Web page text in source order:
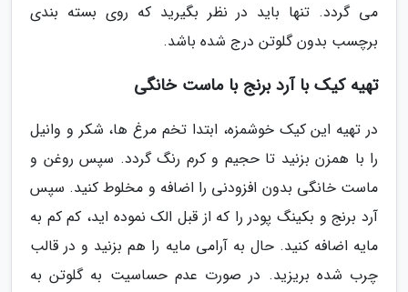
می گردد. تنها باید در نظر بگیرید که روی بسته بندی
برچسب بدون گلوتن درج شده باشد.
تهیه کیک با آرد برنج با ماست خانگی
در تهیه این کیک خوشمزه، ابتدا تخم مرغ ها، شکر و وانیل
را با همزن بزنید تا حجیم و کرم رنگ گردد. سپس روغن و
ماست خانگی بدون افزودنی را اضافه و مخلوط کنید. سپس
آرد برنج و بکینگ پودر را که از قبل الک نموده اید، کم کم به
مایه اضافه کنید. حال به آرامی مایه را هم بزنید و در قالب
چرب شده بریزید. در صورت عدم حساسیت به گلوتن به